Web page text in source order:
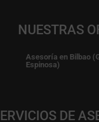
NUESTRAS
Asesoría en Bilbao
Espinosa)
DE